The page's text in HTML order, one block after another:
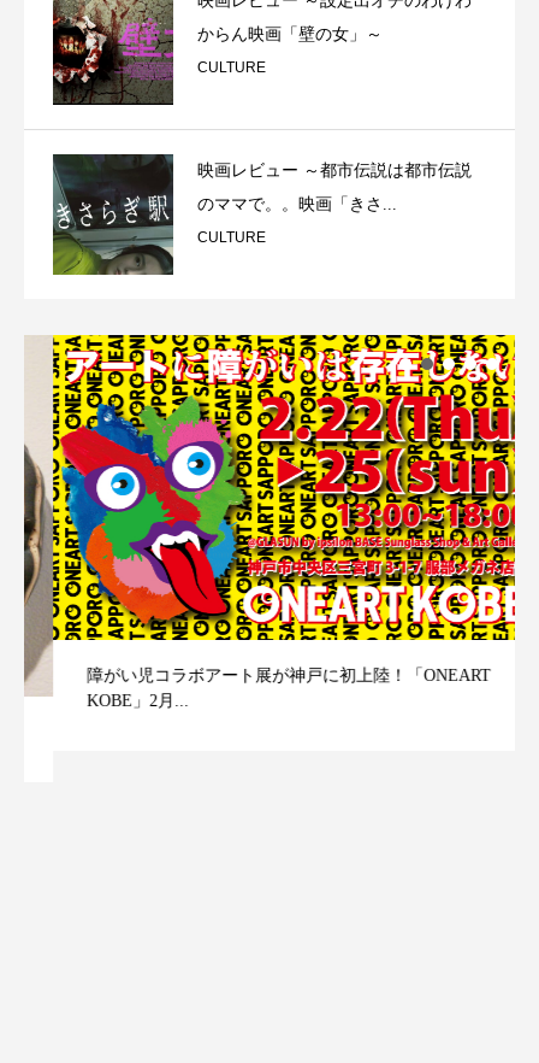
からん映画「壁の女」～
CULTURE
映画レビュー ～都市伝説は都市伝説
のママで。。映画「きさ...
CULTURE
障がい児コラボアート展が神戸に初上陸！「ONEART
KOBE」2月...